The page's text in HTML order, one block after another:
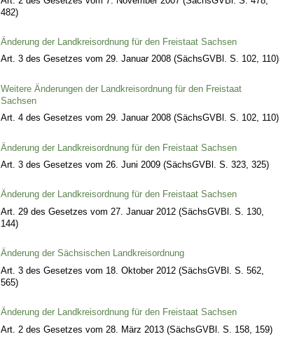
482)
Änderung der Landkreisordnung für den Freistaat Sachsen
Art. 3 des Gesetzes vom 29. Januar 2008 (SächsGVBl. S. 102, 110)
Weitere Änderungen der Landkreisordnung für den Freistaat
Sachsen
Art. 4 des Gesetzes vom 29. Januar 2008 (SächsGVBl. S. 102, 110)
Änderung der Landkreisordnung für den Freistaat Sachsen
Art. 3 des Gesetzes vom 26. Juni 2009 (SächsGVBl. S. 323, 325)
Änderung der Landkreisordnung für den Freistaat Sachsen
Art. 29 des Gesetzes vom 27. Januar 2012 (SächsGVBl. S. 130,
144)
Änderung der Sächsischen Landkreisordnung
Art. 3 des Gesetzes vom 18. Oktober 2012 (SächsGVBl. S. 562,
565)
Änderung der Landkreisordnung für den Freistaat Sachsen
Art. 2 des Gesetzes vom 28. März 2013 (SächsGVBl. S. 158, 159)